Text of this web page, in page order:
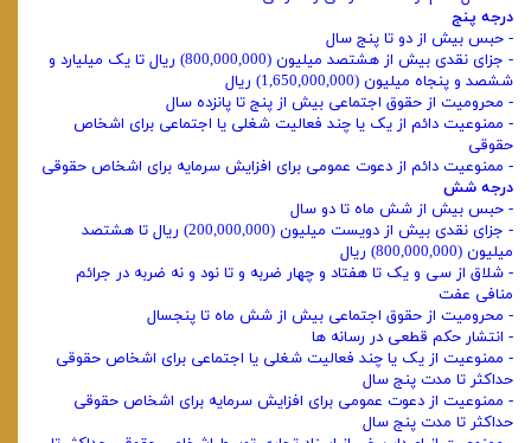
درجه پنج
- حبس بیش از دو تا پنج سال
- جزای نقدی بیش از هشتصد میلیون (800,000,000) ریال تا یک میلیارد و
ششصد و پنجاه میلیون (1,650,000,000) ریال
- محرومیت از حقوق اجتماعی بیش از پنج تا پانزده سال
- ممنوعیت دائم از یک یا چند فعالیت شغلی یا اجتماعی برای اشخاص
حقوقی
- ممنوعیت دائم از دعوت عمومی برای افزایش سرمایه برای اشخاص حقوقی
درجه شش
- حبس بیش از شش ماه تا دو سال
- جزای نقدی بیش از دویست میلیون (200,000,000) ریال تا هشتصد
میلیون (800,000,000) ریال
- شلاق از سی و یک تا هفتاد و چهار ضربه و تا نود و نه ضربه در جرائم
منافی عفت
- محرومیت از حقوق اجتماعی بیش از شش ماه تا پنجسال
- انتشار حکم قطعی در رسانه ها
- ممنوعیت از یک یا چند فعالیت شغلی یا اجتماعی برای اشخاص حقوقی
حداکثر تا مدت پنج سال
- ممنوعیت از دعوت عمومی برای افزایش سرمایه برای اشخاص حقوقی
حداکثر تا مدت پنج سال